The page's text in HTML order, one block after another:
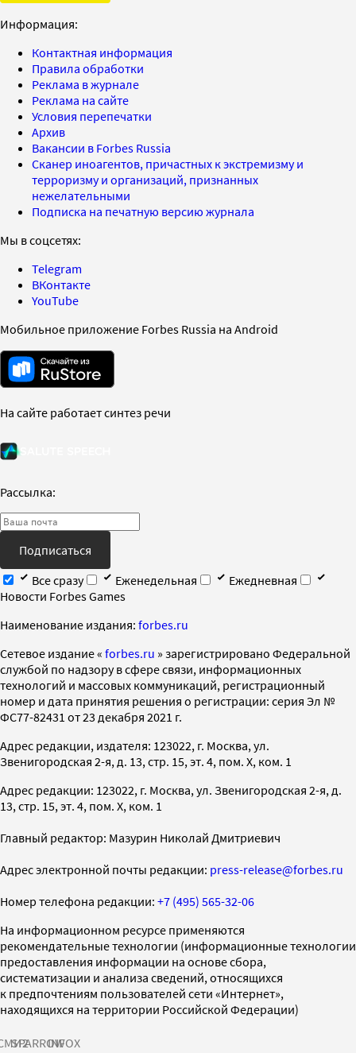
Информация:
Контактная информация
Правила обработки
Реклама в журнале
Реклама на сайте
Условия перепечатки
Архив
Вакансии в Forbes Russia
Сканер иноагентов, причастных к экстремизму и
терроризму и организаций, признанных
нежелательными
Подписка на печатную версию журнала
Мы в соцсетях:
Telegram
ВКонтакте
YouTube
Мобильное приложение Forbes Russia на Android
На сайте работает синтез речи
Рассылка:
Подписаться
Все сразу
Еженедельная
Ежедневная
Новости Forbes Games
Наименование издания: forbes.ru
Cетевое издание « forbes.ru » зарегистрировано Федеральной
службой по надзору в сфере связи, информационных
технологий и массовых коммуникаций, регистрационный
номер и дата принятия решения о регистрации: серия Эл №
ФС77-82431 от 23 декабря 2021 г.
Адрес редакции, издателя: 123022, г. Москва, ул.
Звенигородская 2-я, д. 13, стр. 15, эт. 4, пом. X, ком. 1
Адрес редакции: 123022, г. Москва, ул. Звенигородская 2-я, д.
13, стр. 15, эт. 4, пом. X, ком. 1
Главный редактор: Мазурин Николай Дмитриевич
Адрес электронной почты редакции: press-release@forbes.ru
Номер телефона редакции: +7 (495) 565-32-06
На информационном ресурсе применяются
рекомендательные технологии (информационные технологии
предоставления информации на основе сбора,
систематизации и анализа сведений, относящихся
к предпочтениям пользователей сети «Интернет»,
находящихся на территории Российской Федерации)
SPARROWINFOX